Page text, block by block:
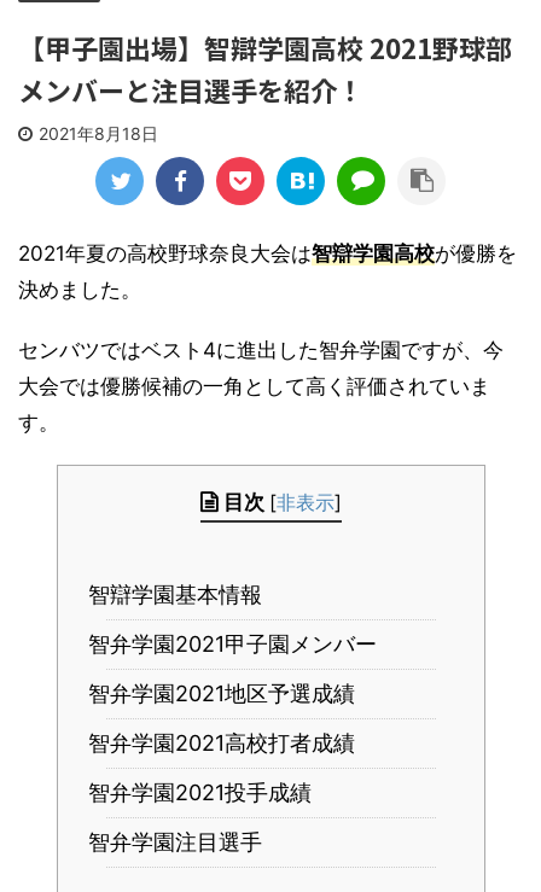
【甲子園出場】智辯学園高校 2021野球部
メンバーと注目選手を紹介！
2021年8月18日
2021年夏の高校野球奈良大会は智辯学園高校が優勝を
決めました。
センバツではベスト4に進出した智弁学園ですが、今
大会では優勝候補の一角として高く評価されていま
す。
目次 [非表示]
智辯学園基本情報
智弁学園2021甲子園メンバー
智弁学園2021地区予選成績
智弁学園2021高校打者成績
智弁学園2021投手成績
智弁学園注目選手